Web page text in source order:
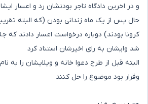
و در اخرین دادگاه تاجر بودنشان رد و اعسار
حال پس از یک ماه زندانی بودن (که البته
کرونا بودند) دوباره درخواست اعسار دادند
شد وایشان به رای اخیرشان استناد کرد
البته قبل از طرح دعوا خانه و ویلایشان را به
وقرار بود موضوع را حل کنند